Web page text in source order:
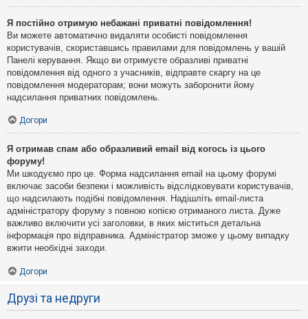
Я постійно отримую небажані приватні повідомлення!
Ви можете автоматично видаляти особисті повідомлення
користувачів, скориставшись правилами для повідомлень у вашій
Панелі керування. Якщо ви отримуєте образливі приватні
повідомлення від одного з учасників, відправте скаргу на це
повідомлення модераторам; вони можуть заборонити йому
надсилання приватних повідомлень.
Догори
Я отримав спам або образливий email від когось із цього
форуму!
Ми шкодуємо про це. Форма надсилання email на цьому форумі
включає засоби безпеки і можливість відслідковувати користувачів,
що надсилають подібні повідомлення. Надішліть email-листа
адміністратору форуму з повною копією отриманого листа. Дуже
важливо включити усі заголовки, в яких міститься детальна
інформація про відправника. Адміністратор зможе у цьому випадку
вжити необхідні заходи.
Догори
Друзі та недруги